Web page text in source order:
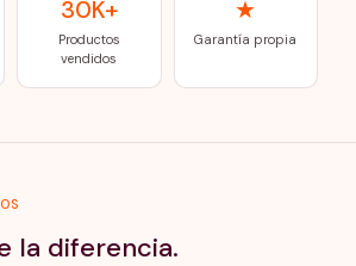
30K+
Productos
vendidos
★
Garantía propia
la diferencia.